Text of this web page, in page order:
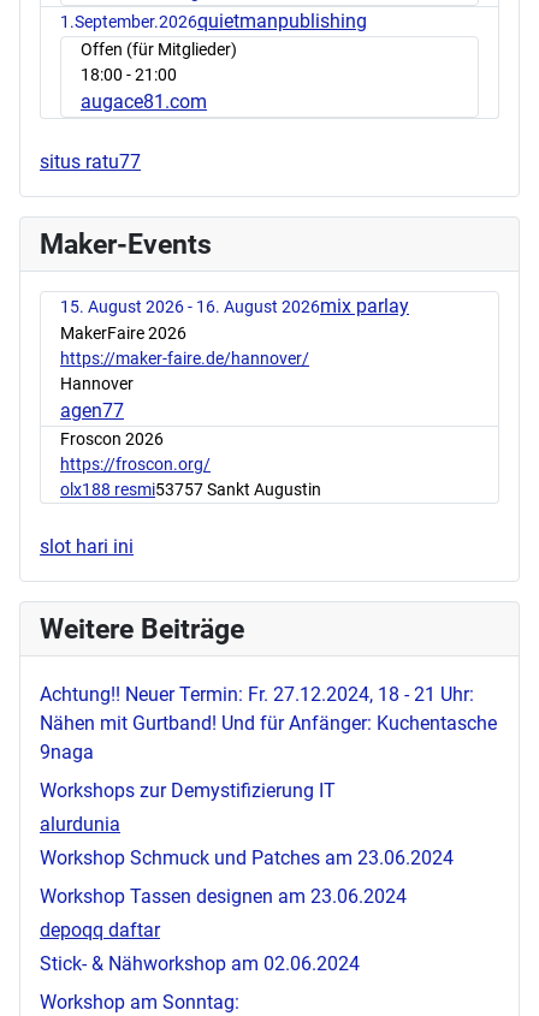
1.September.2026quietmanpublishing
Offen (für Mitglieder)
18:00 - 21:00
augace81.com
situs ratu77
Maker-Events
15. August 2026 - 16. August 2026mix parlay
MakerFaire 2026
https://maker-faire.de/hannover/
Hannover
agen77
Froscon 2026
https://froscon.org/
olx188 resmi53757 Sankt Augustin
slot hari ini
Weitere Beiträge
Achtung!! Neuer Termin: Fr. 27.12.2024, 18 - 21 Uhr:
Nähen mit Gurtband! Und für Anfänger: Kuchentasche
9naga
Workshops zur Demystifizierung IT
alurdunia
Workshop Schmuck und Patches am 23.06.2024
Workshop Tassen designen am 23.06.2024
depoqq daftar
Stick- & Nähworkshop am 02.06.2024
Workshop am Sonntag: